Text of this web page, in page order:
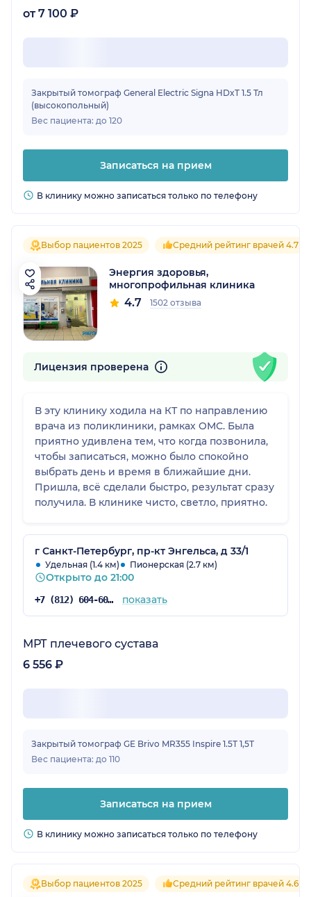
от 7 100 ₽
Закрытый томограф General Electric Signa HDxT 1.5 Тл
(высокопольный)
Вес пациента: до 120
Записаться на прием
В клинику можно записаться только по телефону
Выбор пациентов 2025 Средний рейтинг врачей 4.7
Энергия здоровья,
многопрофильная клиника
4.7 1502 отзыва
Лицензия проверена
В эту клинику ходила на КТ по направлению
врача из поликлиники, рамках ОМС. Была
приятно удивлена тем, что когда позвонила,
чтобы записаться, можно было спокойно
выбрать день и время в ближайшие дни.
Пришла, всё сделали быстро, результат сразу
получила. В клинике чисто, светло, приятно.
г Санкт-Петербург, пр-кт Энгельса, д 33/1
Удельная (1.4 км) Пионерская (2.7 км)
Открыто до 21:00
+7 (812) 604-60-52 показать
МРТ плечевого сустава
6 556 ₽
Закрытый томограф GE Brivo MR355 Inspire 1.5Т 1,5Т
Вес пациента: до 110
Записаться на прием
В клинику можно записаться только по телефону
Выбор пациентов 2025 Средний рейтинг врачей 4.6